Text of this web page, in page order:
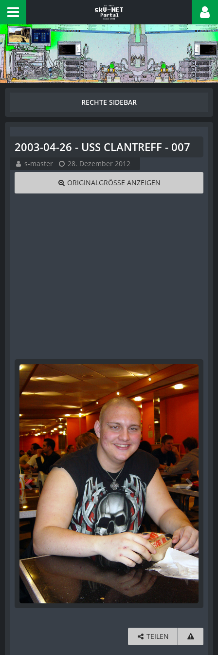
2003-04-26 - USS CLANTREFF - 007
s-master 28. Dezember 2012
ORIGINALGRÖSSE ANZEIGEN
TEILEN